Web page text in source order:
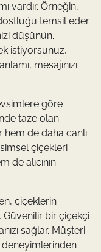
vardır. Örneğin,
temsil eder.
düşünün.
istiyorsunuz,
mesajınızı
göre
taze olan
de daha canlı
çiçekleri
de alıcının
çiçeklerin
Güvenilir bir çiçekçi
sağlar. Müşteri
deneyimlerinden